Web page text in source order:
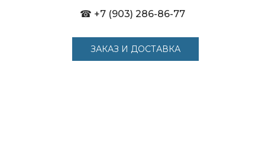
☎ +7 (903) 286-86-77
ЗАКАЗ И ДОСТАВКА